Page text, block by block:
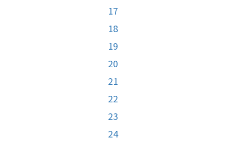
17
18
19
20
21
22
23
24